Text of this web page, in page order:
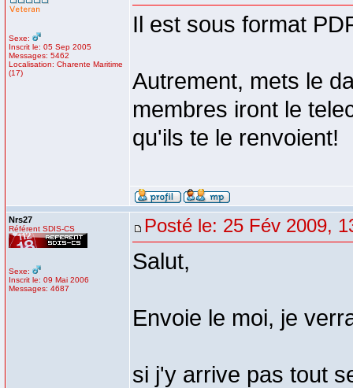
Sexe:
Inscrit le: 05 Sep 2005
Messages: 5462
Localisation: Charente Maritime
(17)
Il est sous format
Autrement, mets le
membres iront le
qu'ils te le renvoient!
Nrs27
Référent SDIS-CS
Sexe:
Inscrit le: 09 Mai 2006
Messages: 4687
Posté le: 25 Fév 2009,
Salut,
Envoie le moi, je
si j'y arrive pas tout